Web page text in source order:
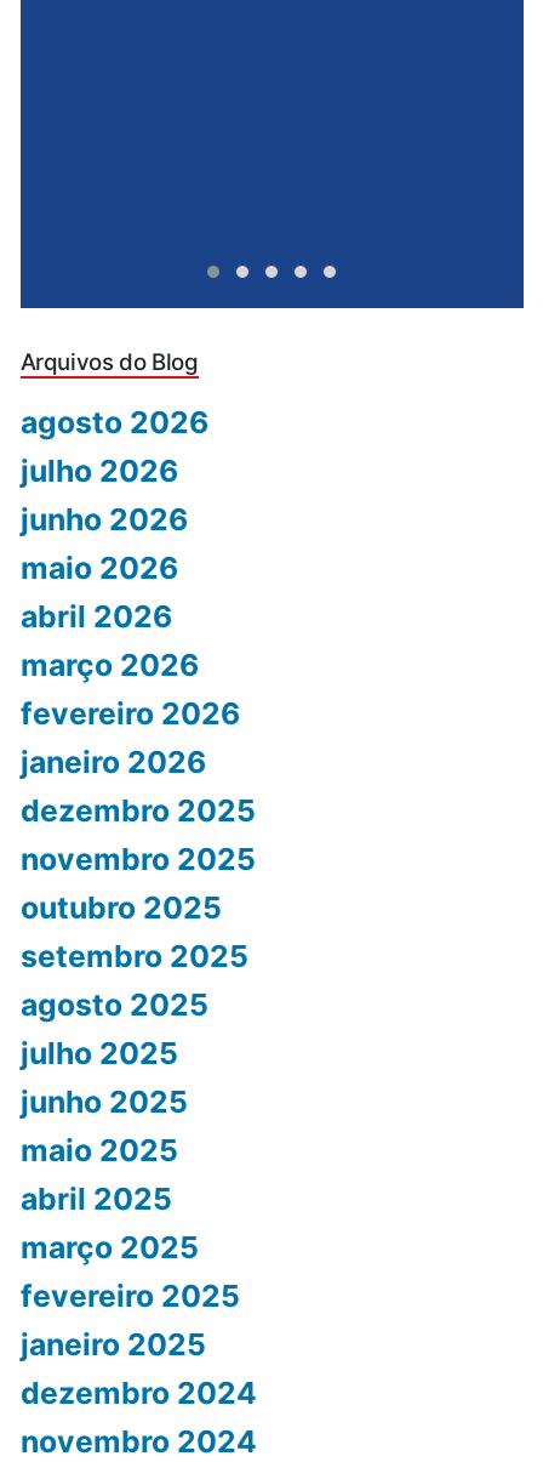
Arquivos do Blog
agosto 2026
julho 2026
junho 2026
maio 2026
abril 2026
março 2026
fevereiro 2026
janeiro 2026
dezembro 2025
novembro 2025
outubro 2025
setembro 2025
agosto 2025
julho 2025
junho 2025
maio 2025
abril 2025
março 2025
fevereiro 2025
janeiro 2025
dezembro 2024
novembro 2024